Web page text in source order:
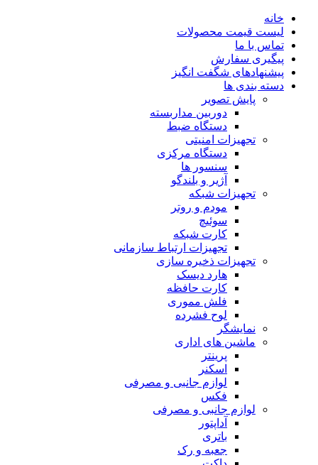
خانه
لیست قیمت محصولات
تماس با ما
پیگیری سفارش
پیشنهادهای شگفت انگیز
دسته بندی ها
پایش تصویر
دوربین مداربسته
دستگاه ضبط
تجهیزات امنیتی
دستگاه مرکزی
سنسور ها
آژیر و بلندگو
تجهیزات شبکه
مودم و روتر
سوئیچ
کارت شبکه
تجهیزات ارتباط سازمانی
تجهیزات ذخیره سازی
هارد دیسک
کارت حافظه
فلش مموری
لوح فشرده
نمایشگر
ماشین های اداری
پرینتر
اسکنر
لوازم جانبی و مصرفی
فکس
لوازم جانبی و مصرفی
آداپتور
باتری
جعبه و رک